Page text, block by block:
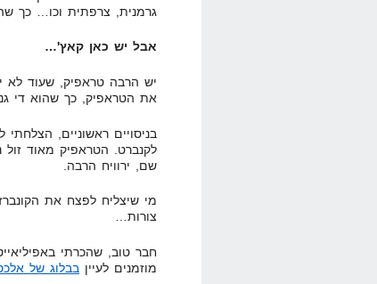
גרמנית, צרפתית וכו… כך
אבל יש כאן קאץ'…
יש הרבה טראפיק, שעוד לא
את הטראפיק, כך שהוא די
בניסויים ראשוניים,
לקנברט. הטראפיק מאוד זול
שם, ירוויח הרבה.
מי שיצליח לפצח את
צורות…
מוזמנים לעיין בבלוג של